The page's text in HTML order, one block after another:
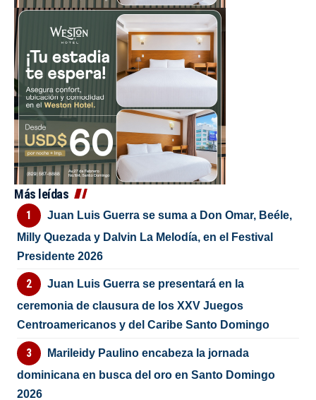
Más leídas
Juan Luis Guerra se suma a Don Omar, Beéle,
Milly Quezada y Dalvin La Melodía, en el Festival
Presidente 2026
Juan Luis Guerra se presentará en la
ceremonia de clausura de los XXV Juegos
Centroamericanos y del Caribe Santo Domingo
Marileidy Paulino encabeza la jornada
dominicana en busca del oro en Santo Domingo
2026